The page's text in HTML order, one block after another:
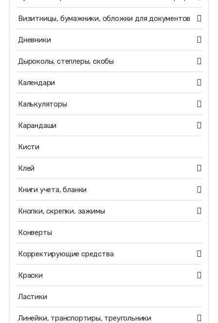
Визитницы, бумажники, обложки для документов
Дневники
Дыроколы, степлеры, скобы
Календари
Калькуляторы
Карандаши
Кисти
Клей
Книги учета, бланки
Кнопки, скрепки, зажимы
Конверты
Корректирующие средства
Краски
Ластики
Линейки, транспортиры, треугольники